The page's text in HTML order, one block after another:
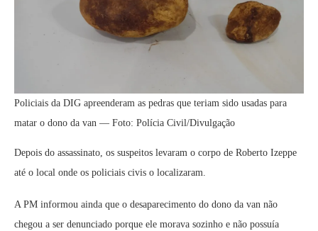
Policiais da DIG apreenderam as pedras que teriam sido usadas para
matar o dono da van — Foto: Polícia Civil/Divulgação
Depois do assassinato, os suspeitos levaram o corpo de Roberto Izeppe
até o local onde os policiais civis o localizaram.
A PM informou ainda que o desaparecimento do dono da van não
chegou a ser denunciado porque ele morava sozinho e não possuía